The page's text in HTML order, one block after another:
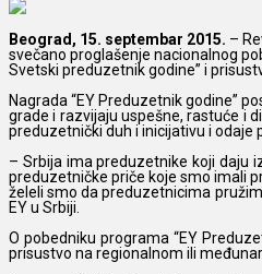
Beograd, 15. septembar 2015. –
svečano proglašenje nacionalnog
Svetski preduzetnik godine” i
Nagrada “EY Preduzetnik godine”
grade i razvijaju uspešne, rastuće i
preduzetnički duh i inicijativu i odaje
– Srbija ima preduzetnike koji daju
preduzetničke priče koje smo imali
želeli smo da preduzetnicima
EY u Srbiji.
O pobedniku programa “EY
prisustvo na regionalnom ili